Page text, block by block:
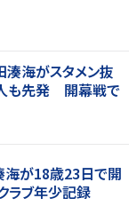
湊海がスタメン抜
も先発 開幕戦で
海が18歳23日で開
ラブ年少記録